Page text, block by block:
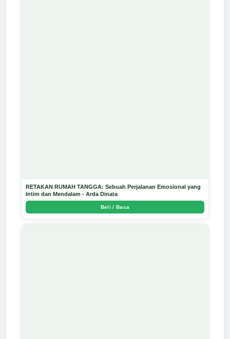
RETAKAN RUMAH TANGGA: Sebuah Perjalanan Emosional yang
Intim dan Mendalam - Arda Dinata
Beli / Baca